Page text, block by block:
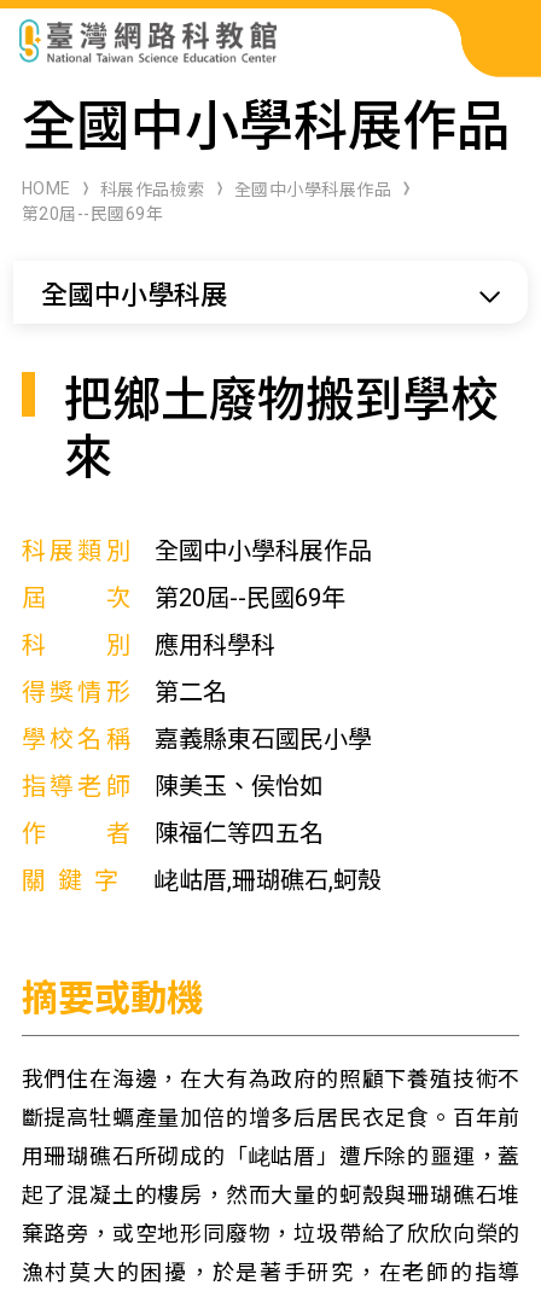
科展作品檢索
科學研習月刊
全國中小學科展作品
HOME 科展作品檢索
全國中小學科展作品
第20屆--民國69年
全國中小學科展
把鄉土廢物搬到學校
來
科展類別
全國中小學科展作品
屆次
第20屆--民國69年
科別
應用科學科
得獎情形
第二名
學校名稱
嘉義縣東石國民小學
指導老師
陳美玉、侯怡如
作者
陳福仁等四五名
關鍵字
峔岵厝,珊瑚礁石,蚵殼
摘要或動機
我們住在海邊，在大有為政府的照顧下養殖技術不
斷提高牡蠣產量加倍的增多后居民衣足食。百年前
用珊瑚礁石所砌成的「峔岵厝」遭斥除的噩運，蓋
起了混凝土的樓房，然而大量的蚵殼與珊瑚礁石堆
棄路旁，或空地形同廢物，垃圾帶給了欣欣向榮的
漁村莫大的困擾，於是著手研究，在老師的指導